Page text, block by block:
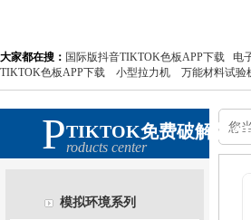
大家都在搜： 国际版抖音TIKTOK色板APP下载
电
TIKTOK色板APP下载
小型拉力机 万能材料试验
Products center
TIKTOK免费破解版
模拟环境系列
您当